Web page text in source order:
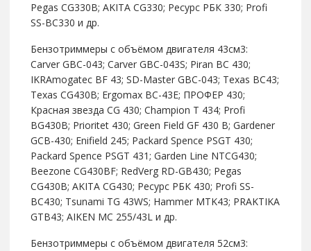
Pegas CG330B; AKITA CG330; Ресурс РБК 330; Profi
SS-BC330 и др.
Бензотриммеры с объёмом двигателя 43см3:
Carver GBC-043; Carver GBC-043S; Piran BC 430;
IKRAmogatec BF 43; SD-Master GBC-043; Texas BC43;
Texas CG430B; Ergomax BC-43E; ПРОФЕР 430;
Красная звезда CG 430; Champion T 434; Profi
BG430B; Prioritet 430; Green Field GF 430 B; Gardener
GCB-430; Enifield 245; Packard Spence PSGT 430;
Packard Spence PSGT 431; Garden Line NTCG430;
Beezone CG430BF; RedVerg RD-GB430; Pegas
CG430B; AKITA CG430; Ресурс РБК 430; Profi SS-
BC430; Tsunami TG 43WS; Hammer MTK43; PRAKTIKA
GTB43; AIKEN MC 255/43L и др.
Бензотриммеры с объёмом двигателя 52см3: